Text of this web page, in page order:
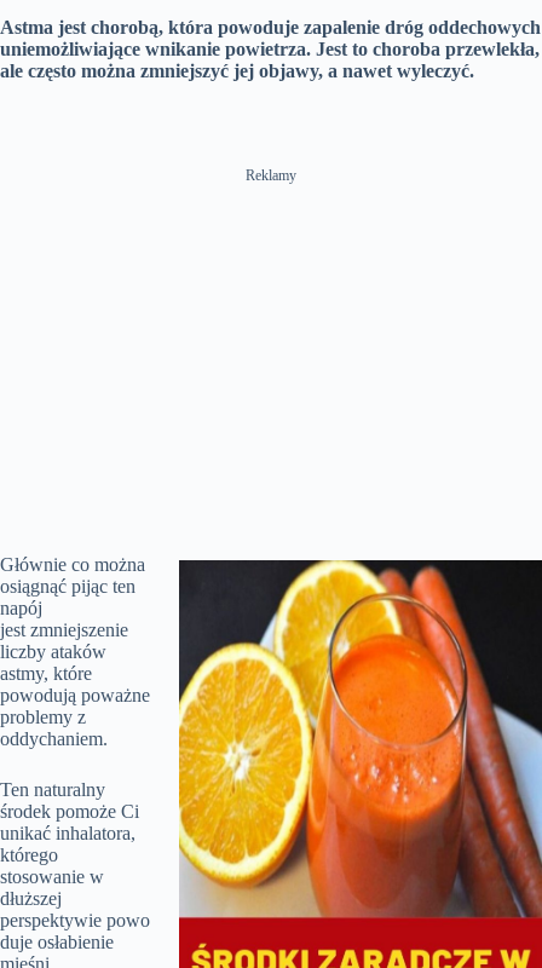
y
u
t
e
t
T
i
m
o
n
t
i
n
g
l
s
c
r
Astma jest chorobą, która powoduje zapalenie dróg oddechowych
uniemożliwiające wnikanie powietrza. Jest to choroba przewlekła,
ale często można zmniejszyć jej objawy, a nawet wyleczyć.
Reklamy
Głównie co można
osiągnąć pijąc ten
napój
jest zmniejszenie
liczby ataków
astmy, które
powodują poważne
problemy z
oddychaniem.
Ten naturalny
środek pomoże Ci
unikać inhalatora,
którego
stosowanie w
dłuższej
perspektywie powo
duje osłabienie